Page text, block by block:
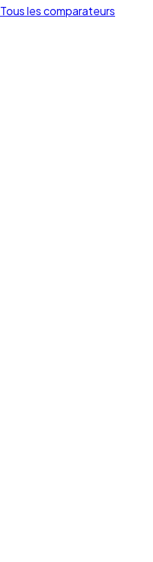
Tous les comparateurs